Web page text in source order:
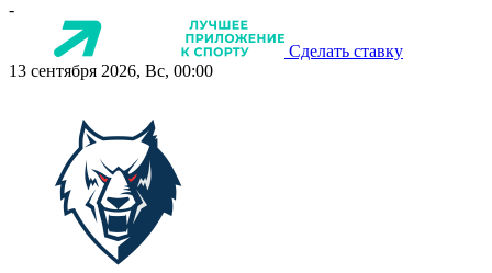
-
Сделать ставку
13 сентября 2026, Вс, 00:00